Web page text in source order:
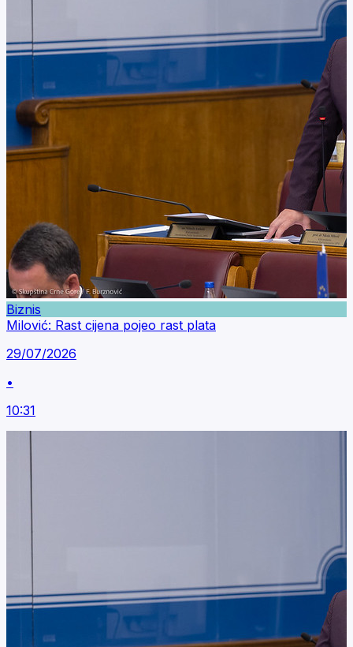
Biznis
Milović: Rast cijena pojeo rast plata
29/07/2026
•
10:31